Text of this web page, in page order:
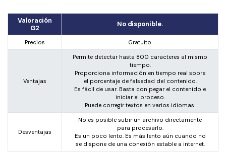
Valoración
G2
No disponible.
Precios Gratuito.
Ventajas
Permite detectar hasta 800 caracteres al mismo
tiempo.
Proporciona información en tiempo real sobre
el porcentaje de falsedad del contenido.
Es fácil de usar. Basta con pegar el contenido e
iniciar el proceso.
Puede corregir textos en varios idiomas.
Desventajas
No es posible subir un archivo directamente
para procesarlo.
Es un poco lento. Es más lento aún cuando no
se dispone de una conexión estable a internet.